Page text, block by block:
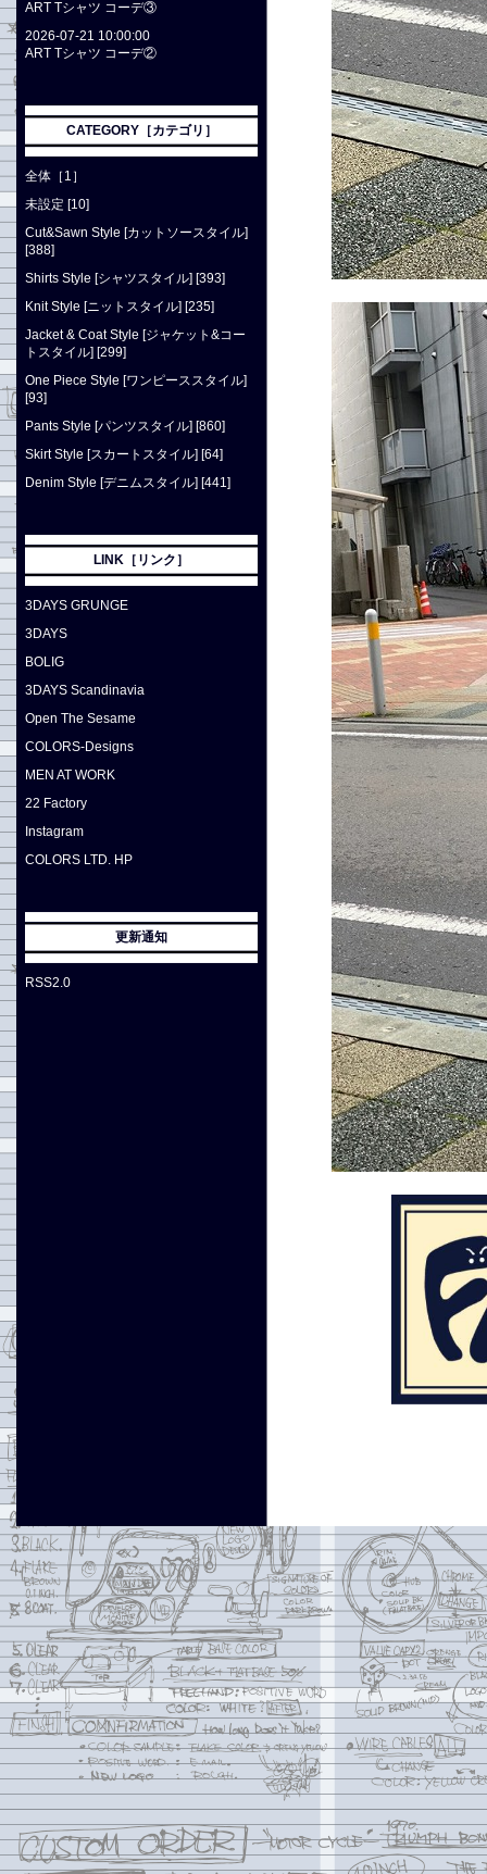
ART Tシャツ コーデ③
2026-07-21 10:00:00
ART Tシャツ コーデ②
CATEGORY［カテゴリ］
全体［1］
未設定 [10]
Cut&Sawn Style [カットソースタイル]
[388]
Shirts Style [シャツスタイル] [393]
Knit Style [ニットスタイル] [235]
Jacket & Coat Style [ジャケット&コー
トスタイル] [299]
One Piece Style [ワンピーススタイル]
[93]
Pants Style [パンツスタイル] [860]
Skirt Style [スカートスタイル] [64]
Denim Style [デニムスタイル] [441]
LINK［リンク］
3DAYS GRUNGE
3DAYS
BOLIG
3DAYS Scandinavia
Open The Sesame
COLORS-Designs
MEN AT WORK
22 Factory
Instagram
COLORS LTD. HP
更新通知
RSS2.0